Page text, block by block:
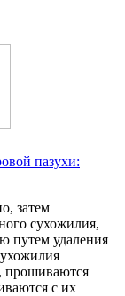
пазухи:
затем
сухожилия,
путем удаления
прошиваются
с их